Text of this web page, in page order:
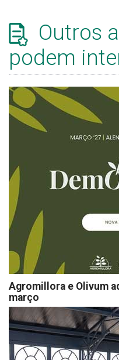
Outros
podem
Agromillora e Olivum
março